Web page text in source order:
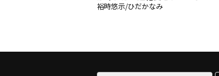
ですって!? 〜真の力に目覚めて
裕時悠示/ひだかなみ